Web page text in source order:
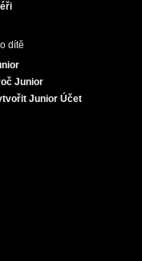
dítě
Junior
Junior Účet